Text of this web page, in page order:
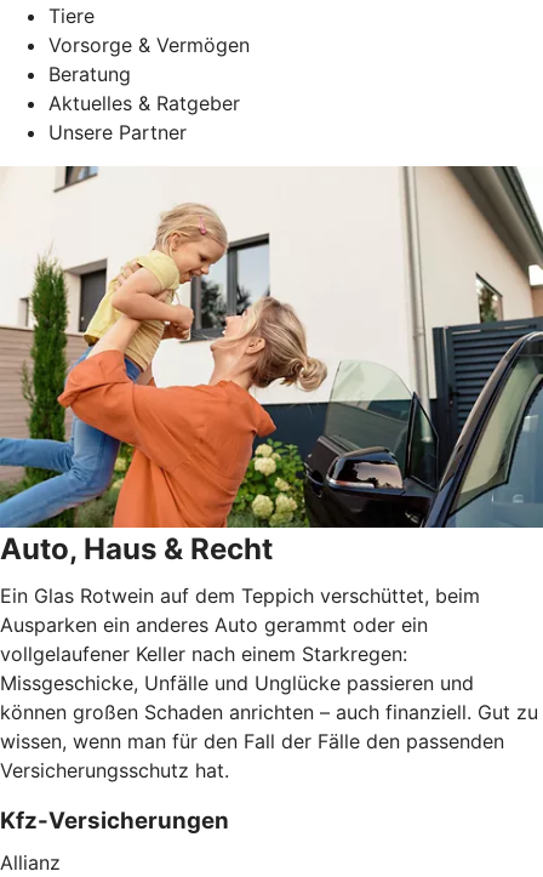
Tiere
Vorsorge & Vermögen
Beratung
Aktuelles & Ratgeber
Unsere Partner
Auto, Haus & Recht
Ein Glas Rotwein auf dem Teppich verschüttet, beim
Ausparken ein anderes Auto gerammt oder ein
vollgelaufener Keller nach einem Starkregen:
Missgeschicke, Unfälle und Unglücke passieren und
können großen Schaden anrichten – auch finanziell. Gut zu
wissen, wenn man für den Fall der Fälle den passenden
Versicherungsschutz hat.
Kfz-Versicherungen
Allianz